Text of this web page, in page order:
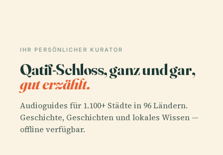
IHR PERSÖNLICHER KURATOR
Qatif-Schloss, ganz und gar,
gut erzählt.
Audioguides für 1.100+ Städte in 96 Ländern.
Geschichte, Geschichten und lokales Wissen —
offline verfügbar.